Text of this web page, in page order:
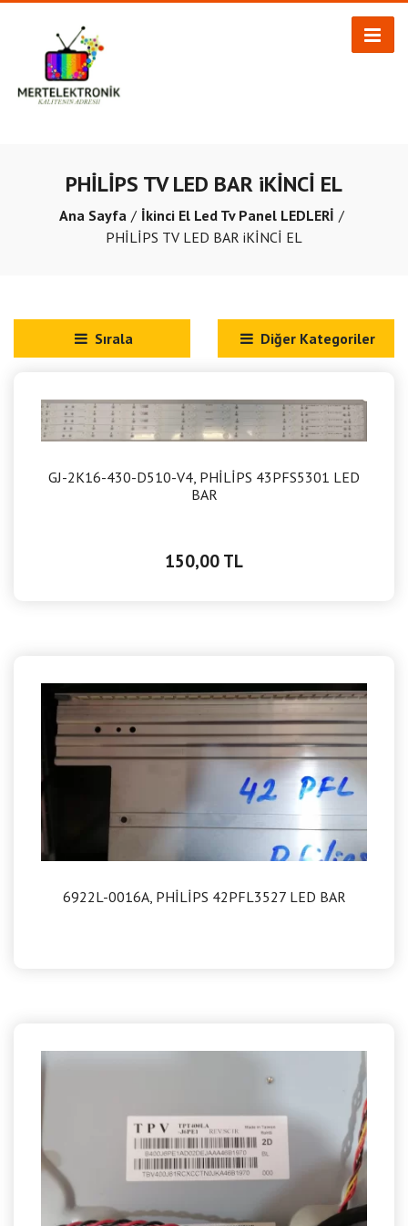
PHİLİPS TV LED BAR iKİNCİ EL
Ana Sayfa
İkinci El Led Tv Panel LEDLERİ
PHİLİPS TV LED BAR iKİNCİ EL
Sırala Diğer Kategoriler
GJ-2K16-430-D510-V4, PHİLİPS 43PFS5301 LED
BAR
150,00 TL
6922L-0016A, PHİLİPS 42PFL3527 LED BAR